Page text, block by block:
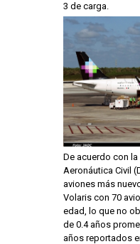
3 de carga.
De acuerdo con
Aeronáutica Civil
aviones más
Volaris con 70
edad, lo que no
de 0.4 años
años reportados